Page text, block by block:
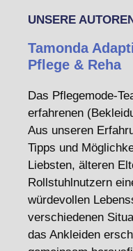
UNSERE
Tamonda
Pflege & Reha
Das Pflegemode-
erfahrenen
Aus unseren
Tipps und
Liebsten, älteren
Rollstuhlnutzern
würdevollen
verschiedenen
das Ankleiden